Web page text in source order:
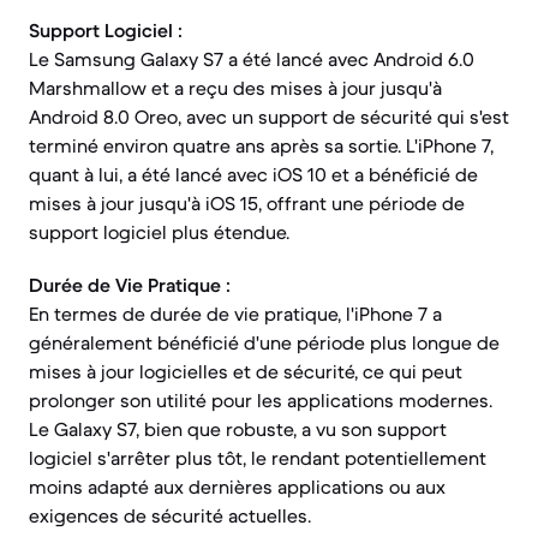
Support Logiciel :
Le Samsung Galaxy S7 a été lancé avec Android 6.0
Marshmallow et a reçu des mises à jour jusqu'à
Android 8.0 Oreo, avec un support de sécurité qui s'est
terminé environ quatre ans après sa sortie. L'iPhone 7,
quant à lui, a été lancé avec iOS 10 et a bénéficié de
mises à jour jusqu'à iOS 15, offrant une période de
support logiciel plus étendue.
Durée de Vie Pratique :
En termes de durée de vie pratique, l'iPhone 7 a
généralement bénéficié d'une période plus longue de
mises à jour logicielles et de sécurité, ce qui peut
prolonger son utilité pour les applications modernes.
Le Galaxy S7, bien que robuste, a vu son support
logiciel s'arrêter plus tôt, le rendant potentiellement
moins adapté aux dernières applications ou aux
exigences de sécurité actuelles.